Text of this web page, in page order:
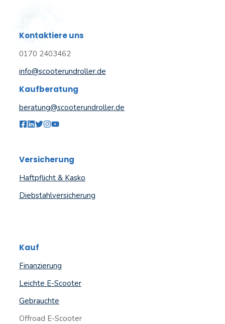
Kontaktiere uns
0170 2403462
info@scooterundroller.de
Kaufberatung
beratung@scooterundroller.de
Versicherung
Haftpflicht & Kasko
Diebstahlversicherung
Kauf
Finanzierung
Leichte E-Scooter
Gebrauchte
Offroad E-Scooter